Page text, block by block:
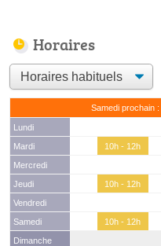
Horaires
Samedi prochain :
Lundi
Mardi
10h - 12h
Mercredi
Jeudi
10h - 12h
Vendredi
Samedi
10h - 12h
Dimanche